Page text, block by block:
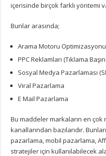
içerisinde birçok farklı yöntemi
Bunlar arasında;
Arama Motoru Optimizasyonu
PPC Reklamları (Tıklama
Sosyal Medya Pazarlaması
Viral Pazarlama
E Mail Pazarlama
Bu maddeler markaların en
kanallarından bazılarıdır.
pazarlama, mobil pazarlama,
stratejiler için kullanılabilecek